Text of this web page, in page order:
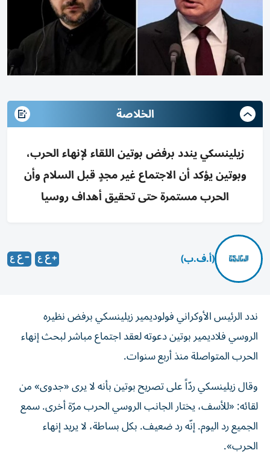
الخلاصة
زيلينسكي يندد برفض بوتين اللقاء لإنهاء الحرب،
وبوتين يؤكد أن الاجتماع غير مجدٍ قبل السلام وأن
الحرب مستمرة حتى تحقيق أهداف روسيا
(أ.ف.ب)
ندد الرئيس الأوكراني فولوديمير زيلينسكي برفض نظيره
الروسي فلاديمير بوتين دعوته لعقد اجتماع مباشر لبحث إنهاء
الحرب المتواصلة منذ أربع سنوات.
وقال زيلينسكي ردّاً على تصريح بوتين بأنه لا يرى «جدوى» من
لقائه: «للأسف، يختار الجانب الروسي الحرب مرّة أخرى. سمع
الجميع رد اليوم. إنّه رد ضعيف. بكل بساطة، لا يريد إنهاء
الحرب».